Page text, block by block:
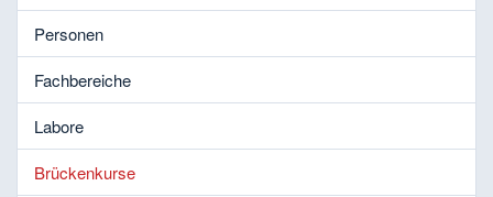
Personen
Fachbereiche
Labore
Brückenkurse